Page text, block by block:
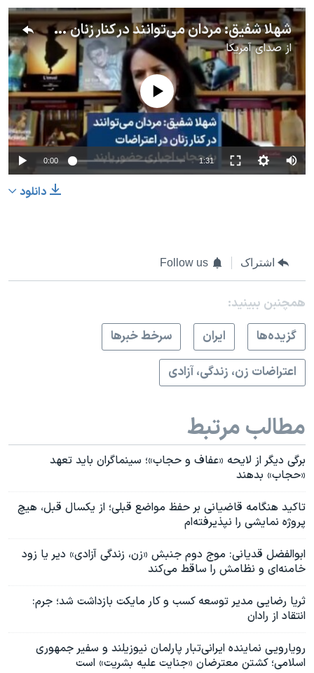
شهلا شفیق: مردان می‌توانند در کنار زنان در اعتراضات به حجاب اجباری حضور یابند
ازصدای آمریکا
No media source currently available
0:00 1:31
دانلود
اشتراک Follow us
همچنبن ببینید:
گزيده‌ها
ايران
سرخط خبرها
اعتراضات زن، زندگی، آزادی
مطالب مرتبط
برگی دیگر از لایحه «عفاف و حجاب»؛ سینماگران باید تعهد
«حجاب» بدهند
تاکید هنگامه قاضیانی بر حفظ مواضع قبلی؛ از یکسال قبل، هیچ
پروژه نمایشی را نپذیرفته‌ام
ابوالفضل قدیانی: موج دوم جنبش «زن، زندگی آزادی» دیر یا زود
خامنه‌ای و نظامش را ساقط می‌کند
ثریا رضایی مدیر توسعه کسب و کار مایکت بازداشت شد؛ جرم:
انتقاد از رادان
رویارویی نماینده ایرانی‌تبار پارلمان نیوزیلند و سفیر جمهوری
اسلامی؛ کشتن معترضان «جنایت علیه بشریت» است